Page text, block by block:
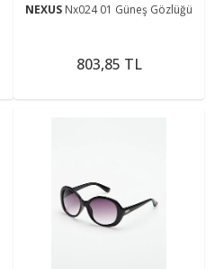
NEXUS Nx024 01 Güneş Gözlüğü
803,85 TL